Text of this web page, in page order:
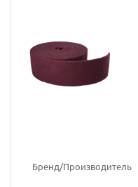
Бренд/Производитель